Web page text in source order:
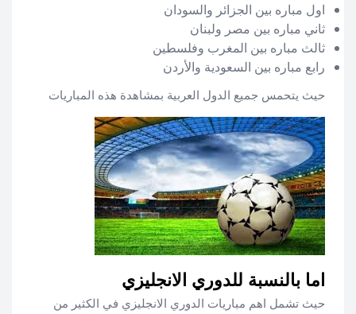
اول مباره بين الجزائر والسودان
ثاني مباره بين مصر ولبنان
ثالث مباره بين المغرب وفلسطين
رابع مباره بين السعودية والأردن
حيث يتحمس جميع الدول العربية بمشاهدة هذه المباريات
اما بالنسبة للدوري الانجليزي
حيث تشمل اهم مباريات الدوري الانجليزي في الكثير من